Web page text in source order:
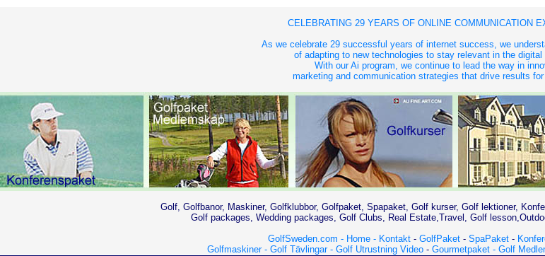
CELEBRATING 29 YEARS OF ONLINE COMMUNICATION
As we celebrate 29 successful years of internet success, we
of adapting to new technologies to stay relevant in the digital
With our Ai program, we continue to lead the way in
marketing and communication strategies that drive results
Golf, Golfbanor, Maskiner, Golfklubbor, Golfpaket, Spapaket, Golf kurser, Golf lektioner,
Golf packages, Wedding packages, Golf Clubs, Real Estate,Travel, Golf
GolfSweden.com - Home - Kontakt - GolfPaket - SpaPaket -
Golfmaskiner - Golf Tävlingar - Golf Utrustning Video - Gourmetpaket - Golf